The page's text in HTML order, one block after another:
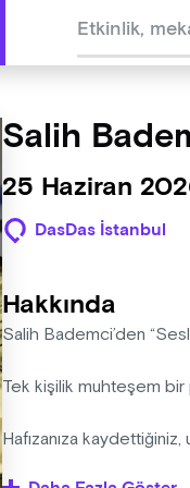
Salih
25 Haziran
DasDas İstanbul
Hakkında
Salih Bademci’den
Tek kişilik muhteşem bir
Hafızanıza kaydettiğiniz,